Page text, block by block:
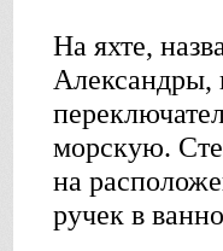
На яхте,
Александры,
морскую.
на
ручек в